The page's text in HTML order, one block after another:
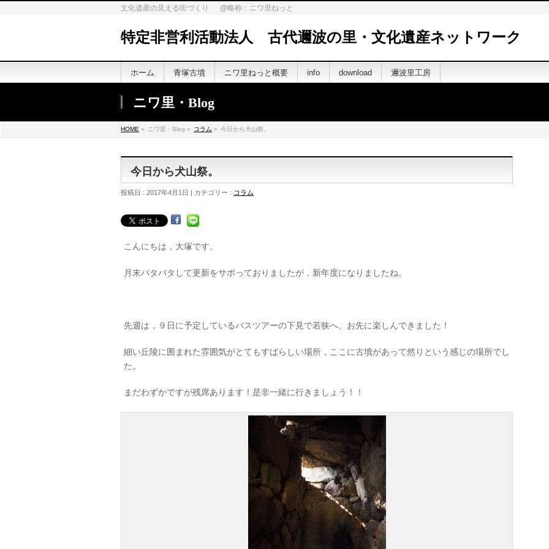
文化遺産の見える街づくり @略称：ニワ里ねっと
特定非営利活動法人 古代邇波の里・文化遺産ネットワーク
ホーム 青塚古墳 ニワ里ねっと概要 info download 邇波里工房
ニワ里・Blog
HOME » ニワ里・Blog » コラム » 今日から犬山祭。
今日から犬山祭。
投稿日 : 2017年4月1日 | カテゴリー : コラム
こんにちは，大塚です。
月末バタバタして更新をサボっておりましたが，新年度になりましたね。
先週は，９日に予定しているバスツアーの下見で若狭へ。 お先に楽しんできました！
細い丘陵に囲まれた雰囲気がとてもすばらしい場所，ここに古墳があって然りという感じの場所でし
た。
まだわずかですが残席あります！是非一緒に行きましょう！！